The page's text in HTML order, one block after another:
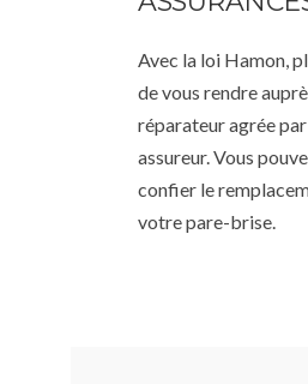
Avec la loi Hamon,
de vous rendre
réparateur agrée
assureur. Vous
confier le
votre pare-brise.